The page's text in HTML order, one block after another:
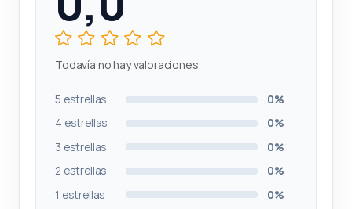
Todavía no hay valoraciones
5 estrellas
0%
4 estrellas
0%
3 estrellas
0%
2 estrellas
0%
1 estrellas
0%